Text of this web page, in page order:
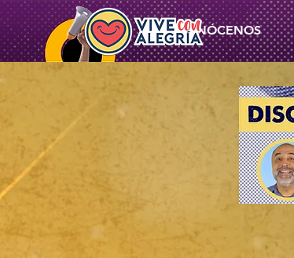
CONÓCENOS